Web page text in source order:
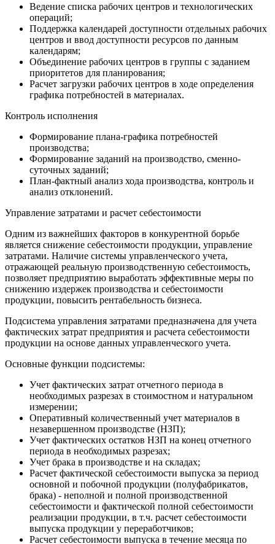
Ведение списка рабочих центров и технологических
операций;
Поддержка календарей доступности отдельных рабочих
центров и ввод доступности ресурсов по данным
календарям;
Объединение рабочих центров в группы с заданием
приоритетов для планирования;
Расчет загрузки рабочих центров в ходе определения
графика потребностей в материалах.
Контроль исполнения
Формирование плана-графика потребностей
производства;
Формирование заданий на производство, сменно-
суточных заданий;
План-фактный анализ хода производства, контроль и
анализ отклонений.
Управление затратами и расчет себестоимости
Одним из важнейших факторов в конкурентной борьбе
является снижение себестоимости продукции, управление
затратами. Наличие системы управленческого учета,
отражающей реальную производственную себестоимость,
позволяет предприятию выработать эффективные меры по
снижению издержек производства и себестоимости
продукции, повысить рентабельность бизнеса.
Подсистема управления затратами предназначена для учета
фактических затрат предприятия и расчета себестоимости
продукции на основе данных управленческого учета.
Основные функции подсистемы:
Учет фактических затрат отчетного периода в
необходимых разрезах в стоимостном и натуральном
измерении;
Оперативный количественный учет материалов в
незавершенном производстве (НЗП);
Учет фактических остатков НЗП на конец отчетного
периода в необходимых разрезах;
Учет брака в производстве и на складах;
Расчет фактической себестоимости выпуска за период
основной и побочной продукции (полуфабрикатов,
брака) - неполной и полной производственной
себестоимости и фактической полной себестоимости
реализации продукции, в т.ч. расчет себестоимости
выпуска продукции у переработчиков;
Расчет себестоимости выпуска в течение месяца по